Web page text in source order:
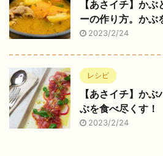
【あさイチ】か
ーの作り方。かぶ
2023/2/24
レシピ
【あさイチ】か
ぶを食べ尽くす！
2023/2/24